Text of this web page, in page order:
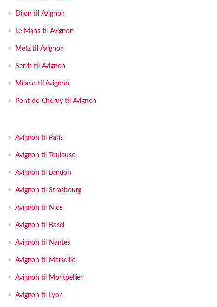
• Dijon til Avignon
• Le Mans til Avignon
• Metz til Avignon
• Serris til Avignon
• Milano til Avignon
• Pont-de-Chéruy til Avignon
• Avignon til Paris
• Avignon til Toulouse
• Avignon til London
• Avignon til Strasbourg
• Avignon til Nice
• Avignon til Basel
• Avignon til Nantes
• Avignon til Marseille
• Avignon til Montpellier
• Avignon til Lyon